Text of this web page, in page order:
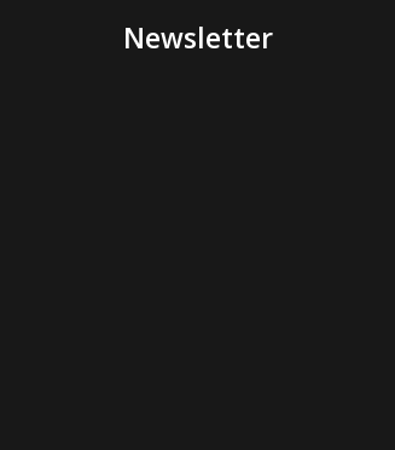
Newsletter